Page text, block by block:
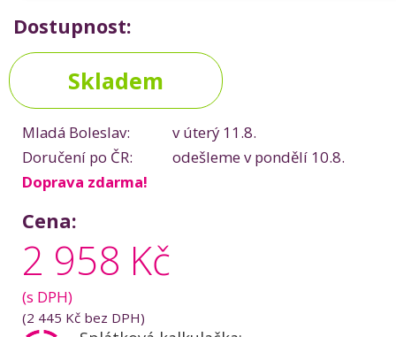
Dostupnost:
Skladem
Mladá Boleslav:
v úterý 11.8.
Doručení po ČR:
odešleme v pondělí 10.8.
Doprava zdarma!
Cena:
2 958 Kč
(s DPH)
(2 445 Kč bez DPH)